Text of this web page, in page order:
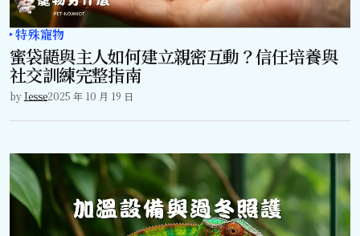
特殊寵物
蜜袋鼯與主人如何建立親密互動？信任培養與
社交訓練完整指南
byJesse2025 年 10 月 19 日